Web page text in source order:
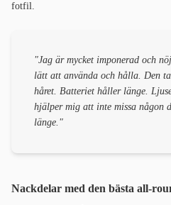
fotfil.
"Jag är mycket imponerad och
lätt att använda och hålla. Den
håret. Batteriet håller länge.
hjälper mig att inte missa någon
länge."
Nackdelar med den bästa all-